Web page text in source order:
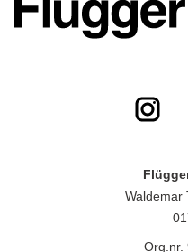
Waldemar
Org.nr.